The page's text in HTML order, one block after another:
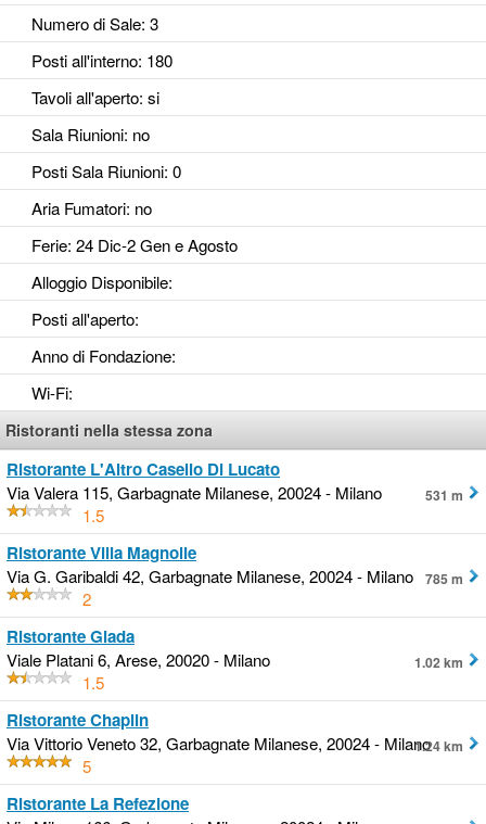
Numero di Sale: 3
Posti all'interno: 180
Tavoli all'aperto: si
Sala Riunioni: no
Posti Sala Riunioni: 0
Aria Fumatori: no
Ferie: 24 Dic-2 Gen e Agosto
Alloggio Disponibile:
Posti all'aperto:
Anno di Fondazione:
Wi-Fi:
Ristoranti nella stessa zona
Ristorante L'Altro Casello Di Lucato
Via Valera 115, Garbagnate Milanese, 20024 - Milano
1.5
531 m
Ristorante Villa Magnolie
Via G. Garibaldi 42, Garbagnate Milanese, 20024 - Milano
2
785 m
Ristorante Giada
Viale Platani 6, Arese, 20020 - Milano
1.5
1.02 km
Ristorante Chaplin
Via Vittorio Veneto 32, Garbagnate Milanese, 20024 - Milano
5
1.24 km
Ristorante La Refezione